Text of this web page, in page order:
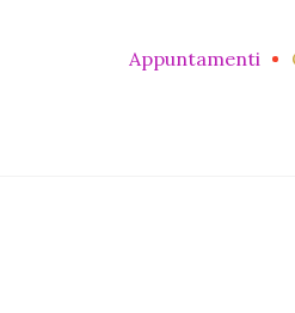
Appuntamenti